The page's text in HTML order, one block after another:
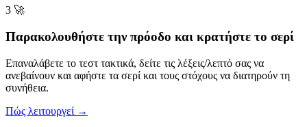
3 🚀
Παρακολουθήστε την πρόοδο και κρατήστε το σερί
Επαναλάβετε το τεστ τακτικά, δείτε τις λέξεις/λεπτό σας να
ανεβαίνουν και αφήστε τα σερί και τους στόχους να διατηρούν τη
συνήθεια.
Πώς λειτουργεί →